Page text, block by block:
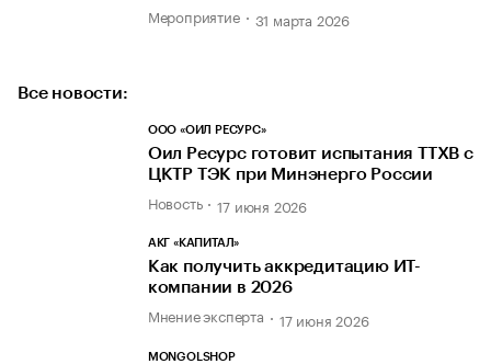
Мероприятие 31 марта 2026
Все новости:
ООО «ОИЛ РЕСУРС»
Оил Ресурс готовит испытания TТХВ с
ЦКТР ТЭК при Минэнерго России
Новость 17 июня 2026
АКГ «КАПИТАЛ»
Как получить аккредитацию ИТ-
компании в 2026
Мнение эксперта 17 июня 2026
MONGOLSHOP